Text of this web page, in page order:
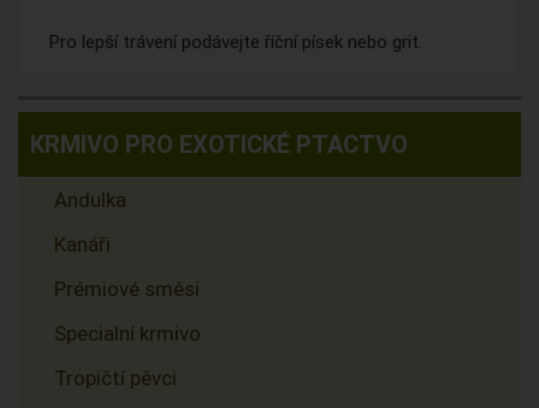
Pro lepší trávení podávejte říční písek nebo grit.
KRMIVO PRO EXOTICKÉ PTACTVO
Andulka
Kanáři
Prémiové směsi
Specialní krmivo
Tropičtí pěvci